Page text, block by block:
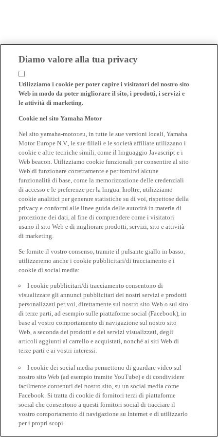
Diamo valore alla tua privacy
Utilizziamo i cookie per poter capire i visitatori del nostro sito
Web in modo da poter migliorare il sito, i prodotti, i servizi e
le attività di marketing.
Cookie nel sito Yamaha Motor
Nel sito yamaha-motor.eu, in tutte le sue versioni locali, Yamaha
Motor Europe N.V., le sue filiali e le società affiliate utilizzano i
cookie e altre tecniche simili, come il linguaggio Javascript e i
Web beacon. Utilizziamo cookie funzionali per consentire al sito
Web di funzionare correttamente e per fornirvi alcune
funzionalità di base, come la memorizzazione delle credenziali
di accesso e le preferenze per la lingua. Inoltre, utilizziamo
cookie analitici per generare statistiche su di voi, rispettose della
privacy e conformi alle linee guida delle autorità in materia di
protezione dei dati, al fine di comprendere come i visitatori
usano il sito Web e di migliorare prodotti, servizi, sito e attività
di marketing.
Se fornite il vostro consenso, tramite il pulsante giallo in basso,
utilizzeremo anche i cookie pubblicitari/di tracciamento e i
cookie di social media:
I cookie pubblicitari/di tracciamento consentono di
visualizzare gli annunci pubblicitari dei nostri servizi e prodotti
personalizzati per voi, direttamente sul nostro sito Web o sul sito
di terze parti, ad esempio sulle piattaforme social (Facebook), in
base al vostro comportamento di navigazione sul nostro sito
Web, a seconda dei prodotti e dei servizi visualizzati, degli
articoli aggiunti al carrello e acquistati, nonché ai siti Web di
terze parti e ai vostri interessi.
I cookie dei social media permettono di guardare video sul
nostro sito Web (ad esempio tramite YouTube) e di condividere
facilmente contenuti del nostro sito, su un social media come
Facebook. Si tratta di cookie di fornitori terzi di piattaforme
social che consentono a questi fornitori social di tracciare il
vostro comportamento di navigazione su Internet e di utilizzarlo
per i propri scopi.